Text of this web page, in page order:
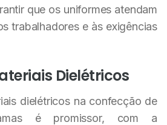
que os uniformes atendam
trabalhadores e às exigências
Dielétricos
dielétricos na confecção de
é promissor, com a